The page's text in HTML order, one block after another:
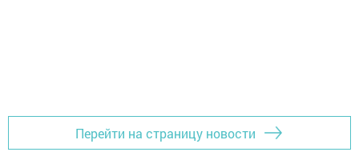
Перейти на страницу новости